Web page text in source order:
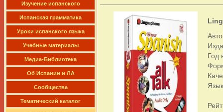
Изучение испанского
Испанская грамматика
Уроки испанского языка
Учебные материалы
Медиа-Библиотека
Об Испании и ЛА
Сообщества
Тематический каталог
Год